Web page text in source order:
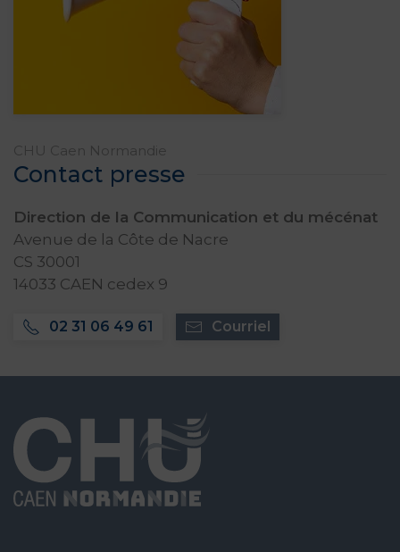
CHU Caen Normandie
Contact presse
Direction de la Communication et du mécénat
Avenue de la Côte de Nacre
CS 30001
14033 CAEN cedex 9
02 31 06 49 61 Courriel